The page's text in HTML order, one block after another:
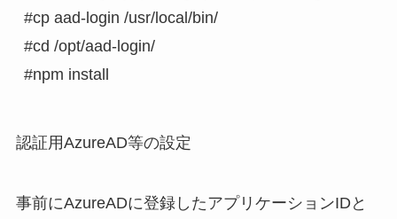
#cp aad-login /usr/local/bin/
#cd /opt/aad-login/
#npm install
認証用AzureAD等の設定
事前にAzureADに登録したアプリケーションIDと